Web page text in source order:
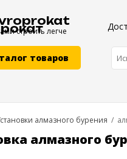
строить легче
товаров
алмазного бурения /
алмазного